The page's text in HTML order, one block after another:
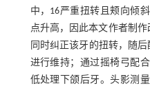
中，16严重扭转且颊向倾
点升高，因此本文作者制作
同时纠正该牙的扭转，随后
进行维持；通过摇椅弓配
低处理下颌后牙。头影测